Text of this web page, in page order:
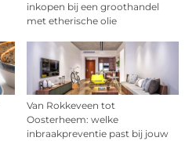
inkopen bij een groothandel
met etherische olie
Van Rokkeveen tot
Oosterheem: welke
inbraakpreventie past bij jouw